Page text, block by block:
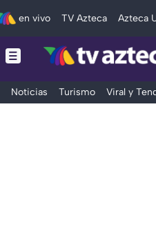
en vivo TV Azteca Azteca
Noticias Turismo Viral y